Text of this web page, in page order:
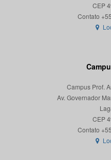
CEP
Campus Prof.
Av. Governador
CEP